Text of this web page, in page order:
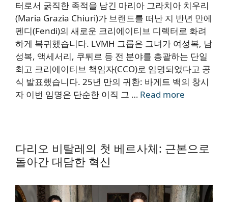
터로서 굵직한 족적을 남긴 마리아 그라치아 치우리
(Maria Grazia Chiuri)가 브랜드를 떠난 지 반년 만에
펜디(Fendi)의 새로운 크리에이티브 디렉터로 화려
하게 복귀했습니다. LVMH 그룹은 그녀가 여성복, 남
성복, 액세서리, 쿠튀르 등 전 분야를 총괄하는 단일
최고 크리에이티브 책임자(CCO)로 임명되었다고 공
식 발표했습니다. 25년 만의 귀환: 바게트 백의 창시
자 이번 임명은 단순한 이직 그 … Read more
다리오 비탈레의 첫 베르사체: 근본으로
돌아간 대담한 혁신